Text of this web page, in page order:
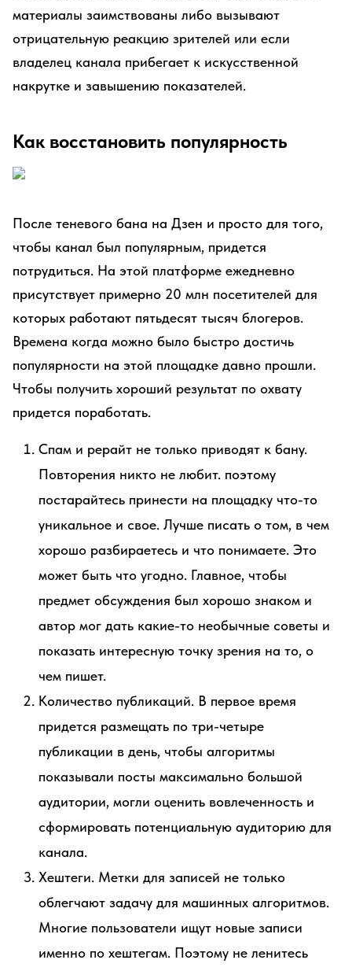
материалы заимствованы либо вызывают
отрицательную реакцию зрителей или если
владелец канала прибегает к искусственной
накрутке и завышению показателей.
Как восстановить популярность
После теневого бана на Дзен и просто для того,
чтобы канал был популярным, придется
потрудиться. На этой платформе ежедневно
присутствует примерно 20 млн посетителей для
которых работают пятьдесят тысяч блогеров.
Времена когда можно было быстро достичь
популярности на этой площадке давно прошли.
Чтобы получить хороший результат по охвату
придется поработать.
Спам и рерайт не только приводят к бану.
Повторения никто не любит. поэтому
постарайтесь принести на площадку что-то
уникальное и свое. Лучше писать о том, в чем
хорошо разбираетесь и что понимаете. Это
может быть что угодно. Главное, чтобы
предмет обсуждения был хорошо знаком и
автор мог дать какие-то необычные советы и
показать интересную точку зрения на то, о
чем пишет.
Количество публикаций. В первое время
придется размещать по три-четыре
публикации в день, чтобы алгоритмы
показывали посты максимально большой
аудитории, могли оценить вовлеченность и
сформировать потенциальную аудиторию для
канала.
Хештеги. Метки для записей не только
облегчают задачу для машинных алгоритмов.
Многие пользователи ищут новые записи
именно по хештегам. Поэтому не ленитесь